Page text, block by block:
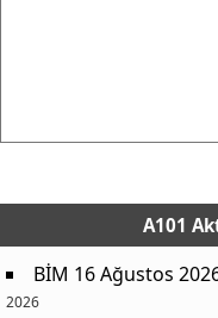
A101
BİM 16 Ağustos
2026